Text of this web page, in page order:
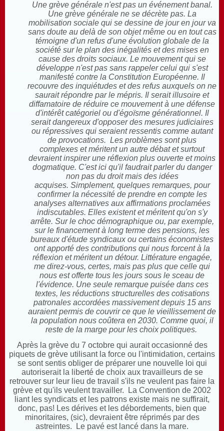
Une grève générale n'est pas un événement banal.
Une grève générale ne se décrète pas. La
mobilisation sociale qui se dessine de jour en jour va
sans doute au delà de son objet même ou en tout cas
témoigne d'un refus d'une évolution globale de la
société sur le plan des inégalités et des mises en
cause des droits sociaux. Le mouvement qui se
développe n'est pas sans rappeler celui qui s'est
manifesté contre la Constitution Européenne. Il
recouvre des inquiétudes et des refus auxquels on ne
saurait répondre par le mépris. Il serait illusoire et
diffamatoire de réduire ce mouvement à une défense
d'intérêt catégoriel ou d'égoïsme générationnel. Il
serait dangereux d'opposer des mesures judiciaires
ou répressives qui seraient ressentis comme autant
de provocations. Les problèmes sont plus
complexes et méritent un autre débat et surtout
devraient inspirer une réflexion plus ouverte et moins
dogmatique. C'est ici qu'il faudrait parler du danger
non pas du droit mais des idées
acquises. Simplement, quelques remarques, pour
confirmer la nécessité de prendre en compte les
analyses alternatives aux affirmations proclamées
indiscutables. Elles existent et méritent qu'on s'y
arrête. Sur le choc démographique ou, par exemple,
sur le financement à long terme des pensions, les
bureaux d'étude syndicaux ou certains économistes
ont apporté des contributions qui nous forcent à la
réflexion et méritent un détour. Littérature engagée,
me direz-vous, certes, mais pas plus que celle qui
nous est offerte tous les jours sous le sceau de
l'évidence. Une seule remarque puisée dans ces
textes, les réductions structurelles des cotisations
patronales accordées massivement depuis 15 ans
auraient permis de couvrir ce que le vieillissement de
la population nous coûtera en 2030. Comme quoi, il
reste de la marge pour les choix politiques.
Après la grève du 7 octobre qui aurait occasionné des
piquets de grève utilisant la force ou l'intimidation, certains
se sont sentis obliger de préparer une nouvelle loi qui
autoriserait la liberté de choix aux travailleurs de se
retrouver sur leur lieu de travail s'ils ne veulent pas faire la
grève et qu'ils veulent travailler. La Convention de 2002
liant les syndicats et les patrons existe mais ne suffirait,
donc, pas! Les dérives et les débordements, bien que
minoritaires, (sic), devraient être réprimés par des
astreintes. Le pavé est lancé dans la mare.